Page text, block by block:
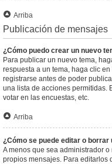
Arriba
Publicación de mensajes
¿Cómo puedo crear un nuevo
Para publicar un nuevo tema,
respuesta a un tema, haga clic
registrarse antes de poder
una lista de acciones permitidas.
votar en las encuestas, etc.
Arriba
¿Cómo se puede editar o borrar
A menos que sea administrador
propios mensajes. Para editarlos